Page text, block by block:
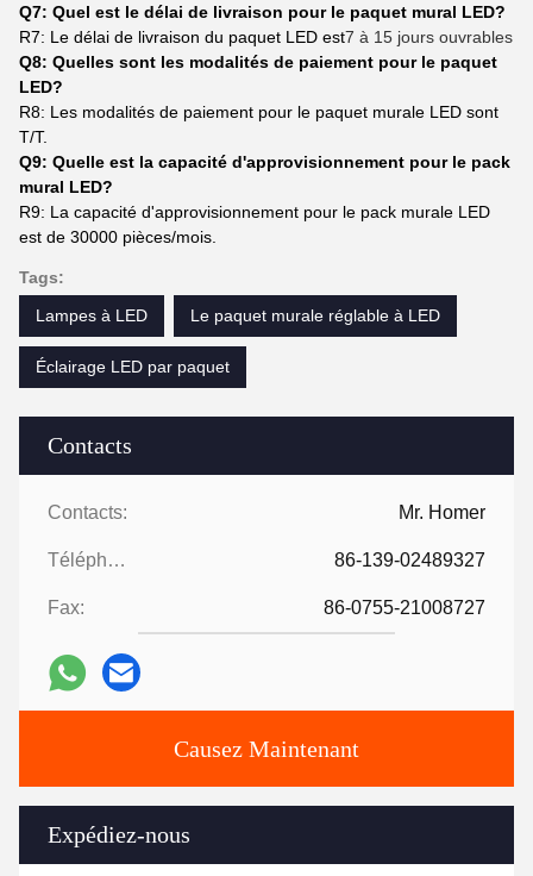
Contacts
Contacts: Mr. Homer
Téléphone: 86-139-02489327
Fax: 86-0755-21008727
Causez Maintenant
Expédiez-nous
Q7: Quel est le délai de livraison pour le paquet mural LED?
R7: Le délai de livraison du paquet LED est7 à 15 jours ouvrables
Q8: Quelles sont les modalités de paiement pour le paquet
LED?
R8: Les modalités de paiement pour le paquet murale LED sont
T/T.
Q9: Quelle est la capacité d'approvisionnement pour le pack
mural LED?
R9: La capacité d'approvisionnement pour le pack murale LED
est de 30000 pièces/mois.
Tags:
Lampes à LED
Le paquet murale réglable à LED
Éclairage LED par paquet